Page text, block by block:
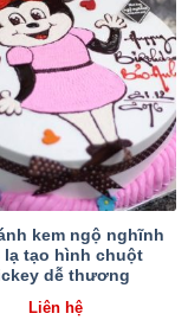
kem ngộ nghĩnh
lạ tạo hình chuột
dễ thương
Liên hệ